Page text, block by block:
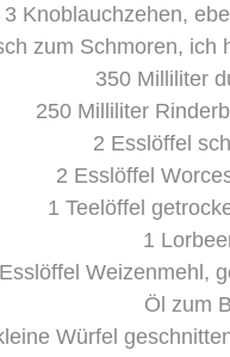
3 Knoblauchzehen,
zum Schmoren,
350 Milliliter
250 Milliliter
2 Esslöffel
2 Esslöffel
1 Teelöffel
1
Weizenmehl,
Öl zum
Würfel